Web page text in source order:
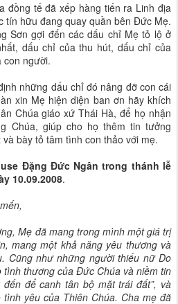
đồng tế đã xếp hàng tiến ra Linh địa
tín hữu đang quay quần bên Đức Mẹ.
Sơn gợi đến các dấu chỉ Mẹ tỏ lộ ở
dấu chỉ của thu hút, dấu chỉ của
con người.
những dấu chỉ đó nâng đỡ con cái
xin Mẹ hiện diện ban ơn hãy khích
Chúa giáo xứ Thái Hà, để họ nhận
Chúa, giúp cho họ thêm tin tưởng
bày tỏ tâm tình con thảo với mẹ.
Đặng Đức Ngân trong thánh lễ
10.09.2008.
Mẹ đã mang trong mình một giá trị
mang một khả năng yêu thương và
Cũng như những người thiếu nữ Do
tình thương của Đức Chúa và niềm tin
để canh tân bộ mặt trái đất”, và
yêu của Thiên Chúa. Cha mẹ đã